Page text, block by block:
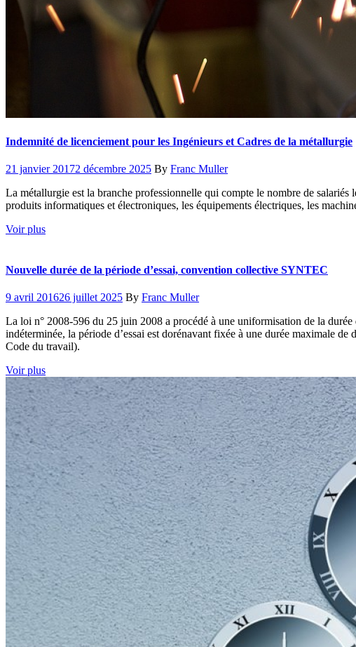
Indemnité de licenciement pour les Ingénieurs et Cadres de la métallurgie
Posted
21 janvier 20172 décembre 2025 Author
By Franc Muller
La métallurgie est la branche professionnelle qui compte le nombre de
produits informatiques et électroniques, les équipements électriques, les
Voir plus
Nouvelle durée de la période d’essai, convention collective SYNTEC
Posted
9 avril 201626 juillet 2025 Author
By Franc Muller
La loi n° 2008-596 du 25 juin 2008 a procédé à une uniformisation de la
indéterminée, la période d’essai est dorénavant fixée à une durée maximale
Code du travail).
Voir plus